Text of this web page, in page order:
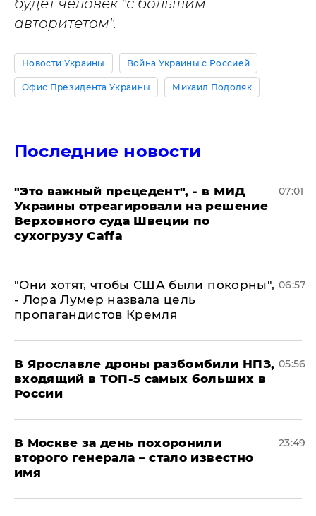
будет человек "с большим
авторитетом".
Новости Украины Война Украины с Россией
Офис Президента Украины Михаил Подоляк
Последние новости
"Это важный прецедент", - в МИД
Украины отреагировали на решение
Верховного суда Швеции по
сухогрузу Caffa
07:01
"Они хотят, чтобы США были покорны",
- Лора Лумер назвала цель
пропагандистов Кремля
06:57
В Ярославле дроны разбомбили НПЗ,
входящий в ТОП-5 самых больших в
России
05:56
В Москве за день похоронили
второго генерала – стало известно
имя
23:49